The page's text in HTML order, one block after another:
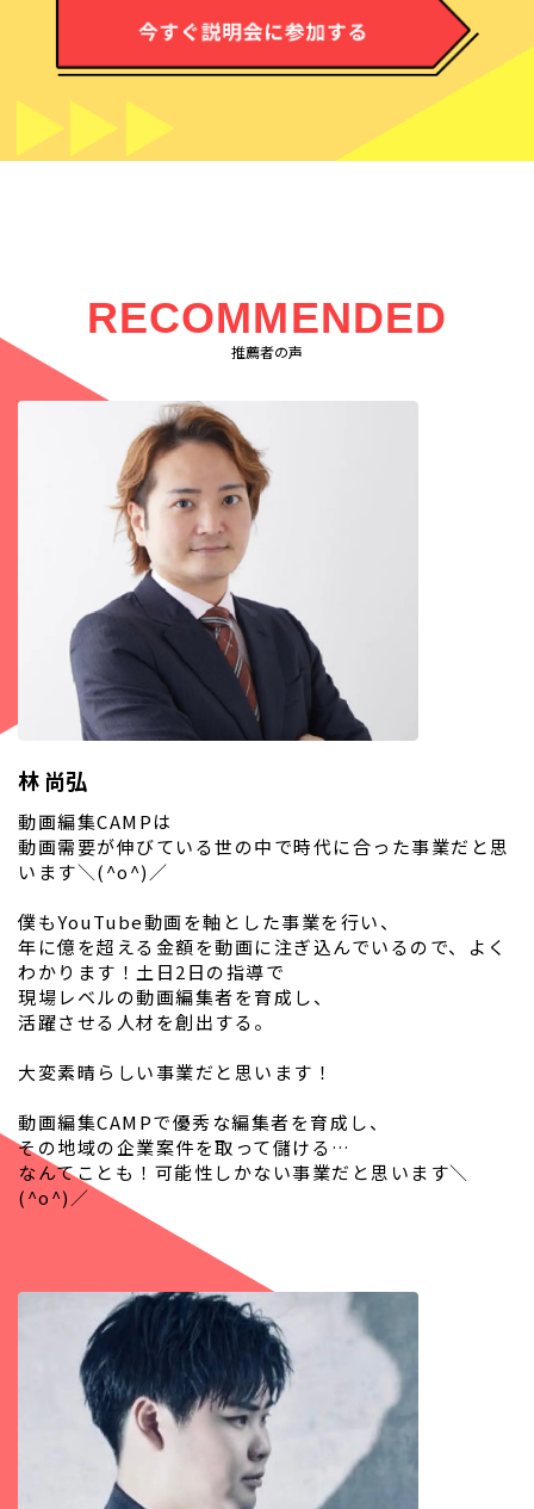
RECOMMENDED
推薦者の声
林 尚弘
動画編集CAMPは
動画需要が伸びている世の中で時代に合った事業だと思
います＼(^o^)／
僕もYouTube動画を軸とした事業を行い、
年に億を超える金額を動画に注ぎ込んでいるので、よく
わかります！土日2日の指導で
現場レベルの動画編集者を育成し、
活躍させる人材を創出する。
大変素晴らしい事業だと思います！
動画編集CAMPで優秀な編集者を育成し、
その地域の企業案件を取って儲ける…
なんてことも！可能性しかない事業だと思います＼
(^o^)／